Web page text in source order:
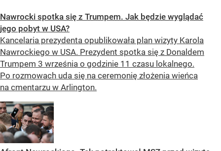
Nawrocki spotka się z Trumpem. Jak będzie wyglądać
jego pobyt w USA?
Kancelaria prezydenta opublikowała plan wizyty Karola
Nawrockiego w USA. Prezydent spotka się z Donaldem
Trumpem 3 września o godzinie 11 czasu lokalnego.
Po rozmowach uda się na ceremonię złożenia wieńca
na cmentarzu w Arlington.